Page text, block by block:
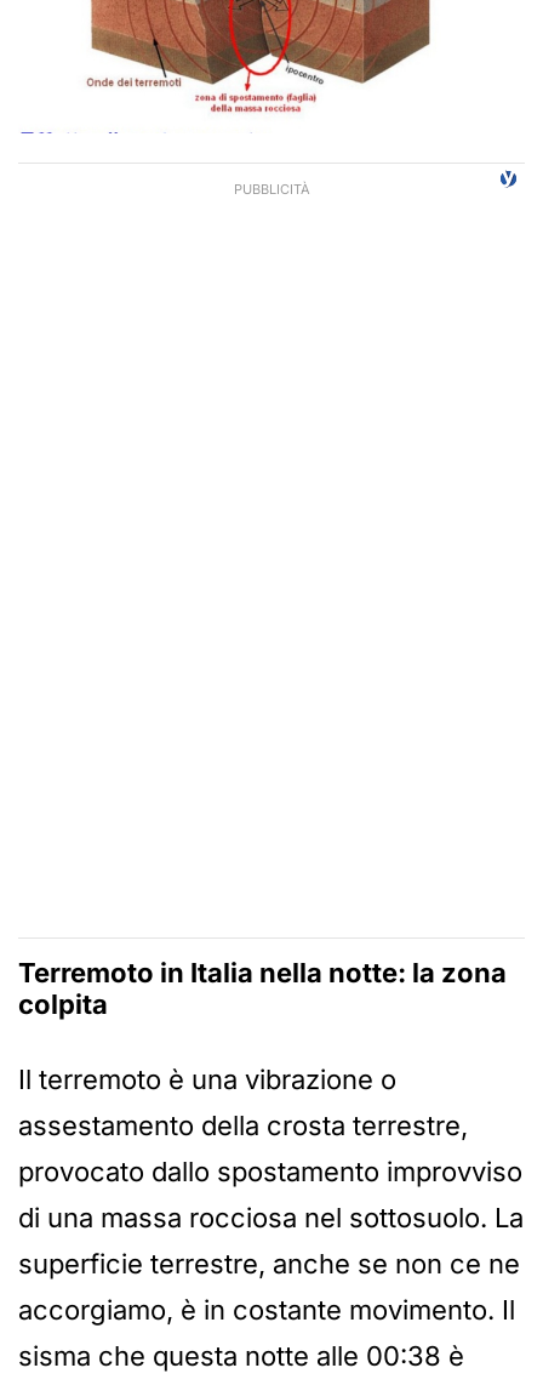
Terremoto in Italia nella notte: la zona
colpita
Il terremoto è una vibrazione o
assestamento della crosta terrestre,
provocato dallo spostamento improvviso
di una massa rocciosa nel sottosuolo. La
superficie terrestre, anche se non ce ne
accorgiamo, è in costante movimento. Il
sisma che questa notte alle 00:38 è